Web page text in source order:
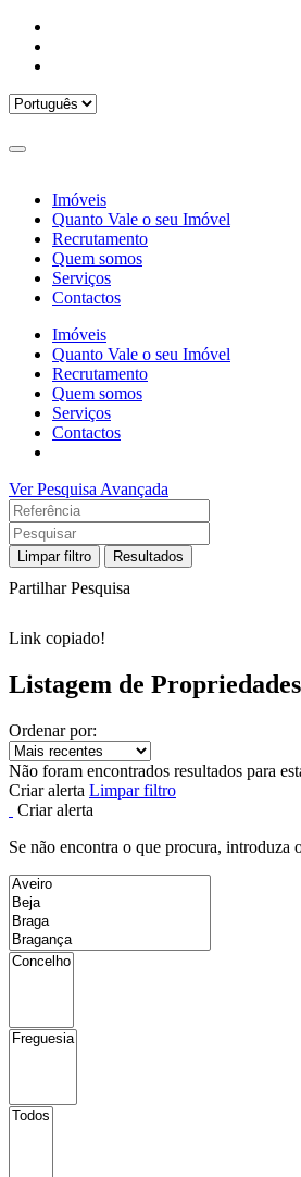
Imóveis
Quanto Vale o seu Imóvel
Recrutamento
Quem somos
Serviços
Contactos
Imóveis
Quanto Vale o seu Imóvel
Recrutamento
Quem somos
Serviços
Contactos
Ver Pesquisa Avançada
Limpar filtro Resultados
Partilhar Pesquisa
Link copiado!
Listagem de Propriedades
Ordenar por:
Não foram encontrados resultados para
Criar alerta Limpar filtro
Criar alerta
Se não encontra o que procura, introduza